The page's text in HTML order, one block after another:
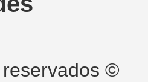
©